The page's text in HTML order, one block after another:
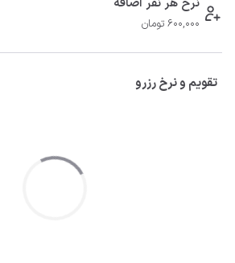
نرخ هر نفر اضافه
600,000 تومان
تقویم و نرخ رزرو